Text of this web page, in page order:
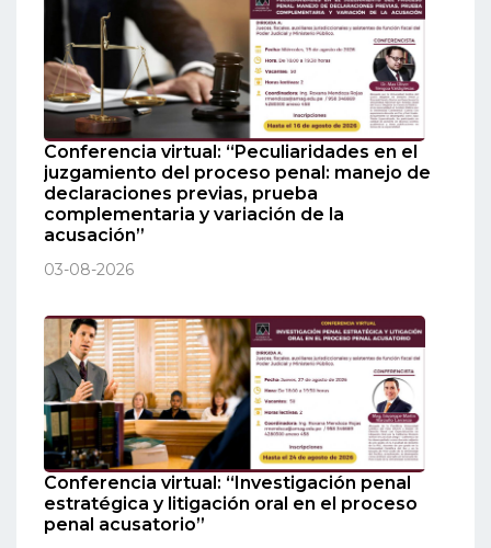
Conferencia virtual: “Peculiaridades en el
juzgamiento del proceso penal: manejo de
declaraciones previas, prueba
complementaria y variación de la
acusación”
03-08-2026
Conferencia virtual: “Investigación penal
estratégica y litigación oral en el proceso
penal acusatorio”